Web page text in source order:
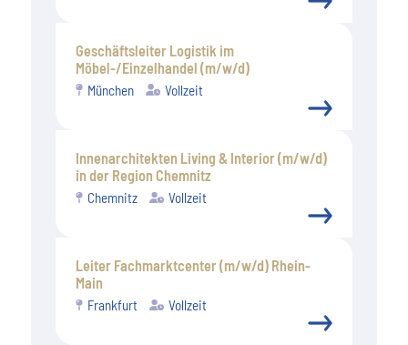
Geschäftsleiter Logistik im
Möbel-/Einzelhandel (m/w/d)
München Vollzeit
Innenarchitekten Living & Interior (m/w/d)
in der Region Chemnitz
Chemnitz Vollzeit
Leiter Fachmarktcenter (m/w/d) Rhein-
Main
Frankfurt Vollzeit